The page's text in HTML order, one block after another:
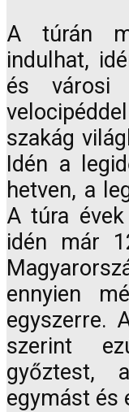
A túrán
indulhat,
és városi
szakág
Idén a
hetven, a
A túra
idén már
ennyien
egyszerre.
szerint
győztest,
egymást és